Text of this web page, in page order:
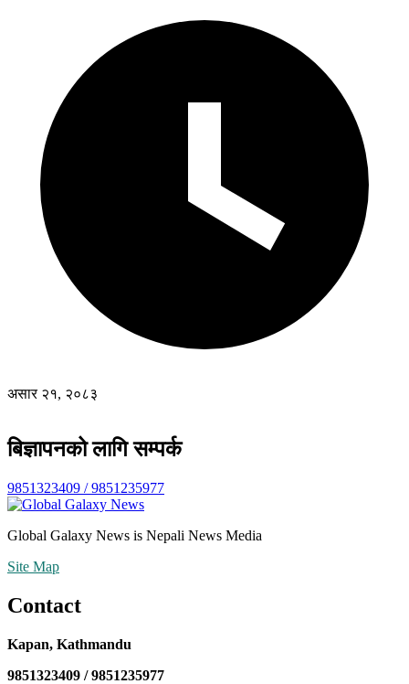
असार २१, २०८३
बिज्ञापनको लागि सम्पर्क
9851323409 / 9851235977
Global Galaxy News is Nepali News Media
Site Map
Contact
Kapan, Kathmandu
9851323409 / 9851235977